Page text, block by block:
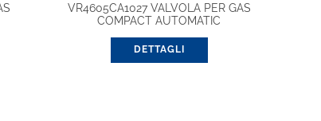
VR4605CA1027 VALVOLA PER GAS
COMPACT AUTOMATIC
DETTAGLI